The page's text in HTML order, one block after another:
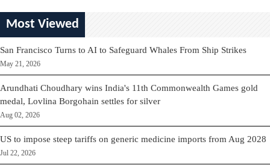
Most Viewed
San Francisco Turns to AI to Safeguard Whales From Ship Strikes
May 21, 2026
Arundhati Choudhary wins India's 11th Commonwealth Games gold
medal, Lovlina Borgohain settles for silver
Aug 02, 2026
US to impose steep tariffs on generic medicine imports from Aug 2028
Jul 22, 2026